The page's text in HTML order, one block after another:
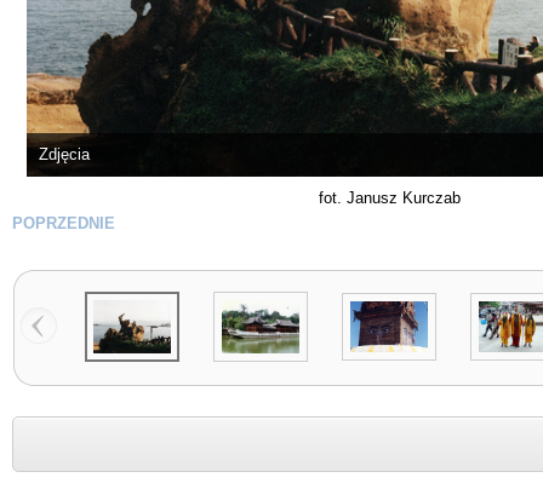
Zdjęcia
fot. Janusz Kurczab
POPRZEDNIE